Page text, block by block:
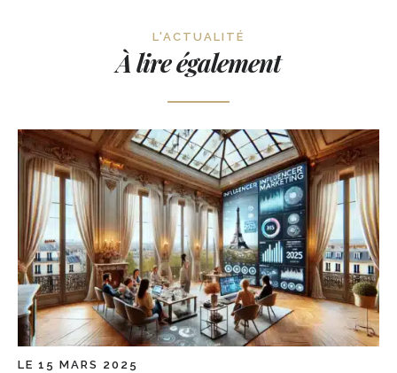
L'ACTUALITÉ
À lire également
LE 15 MARS 2025